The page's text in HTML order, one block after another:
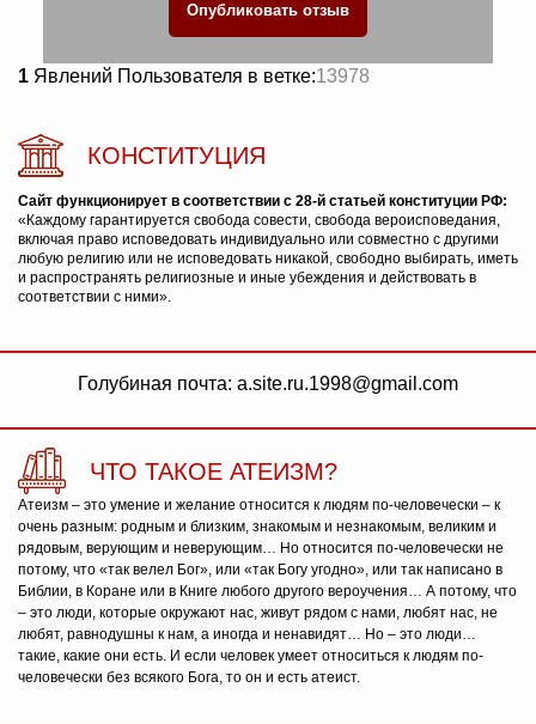
1 Явлений Пользователя в ветке:13978
КОНСТИТУЦИЯ
Сайт функционирует в соответствии с 28-й статьей конституции РФ:
«Каждому гарантируется свобода совести, свобода вероисповедания,
включая право исповедовать индивидуально или совместно с другими
любую религию или не исповедовать никакой, свободно выбирать, иметь
и распространять религиозные и иные убеждения и действовать в
соответствии с ними».
Голубиная почта: a.site.ru.1998@gmail.com
ЧТО ТАКОЕ АТЕИЗМ?
Атеизм – это умение и желание относится к людям по-человечески – к
очень разным: родным и близким, знакомым и незнакомым, великим и
рядовым, верующим и неверующим… Но относится по-человечески не
потому, что «так велел Бог», или «так Богу угодно», или так написано в
Библии, в Коране или в Книге любого другого вероучения… А потому, что
– это люди, которые окружают нас, живут рядом с нами, любят нас, не
любят, равнодушны к нам, а иногда и ненавидят… Но – это люди…
такие, какие они есть. И если человек умеет относиться к людям по-
человечески без всякого Бога, то он и есть атеист.